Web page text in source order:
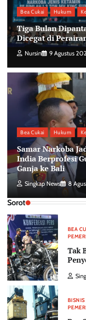
Bea Cukai Hukum
Tiga Bulan
Dicegat di
Nursin 9 Agustus
Bea Cukai Hukum
Samar Narkoba
India Berprofesi
Ganja ke Bali
Singkap News 8
Sorot
BEA
Tak
BISNIS